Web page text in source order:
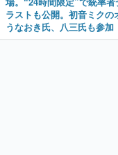
ラストも公開。初音ミク
うなおき氏、八三氏も参加